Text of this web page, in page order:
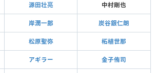
源田壮亮 中村剛也
岸潤一郎 炭谷銀仁朗
松原聖弥 柘植世那
アギラー 金子侑司